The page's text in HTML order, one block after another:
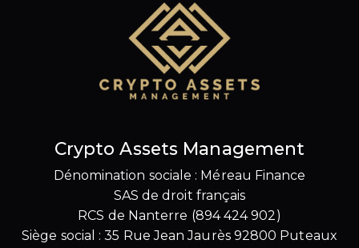
Crypto Assets Management
Dénomination sociale : Méreau Finance
SAS de droit français
RCS de Nanterre (894 424 902)
Siège social : 35 Rue Jean Jaurès 92800 Puteaux